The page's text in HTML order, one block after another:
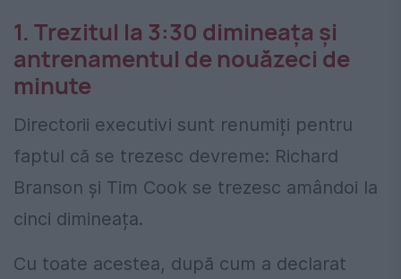
1. Trezitul la 3:30 dimineața și
antrenamentul de nouăzeci de
minute
Directorii executivi sunt renumiți pentru
faptul că se trezesc devreme: Richard
Branson și Tim Cook se trezesc amândoi la
cinci dimineața.
Cu toate acestea, după cum a declarat